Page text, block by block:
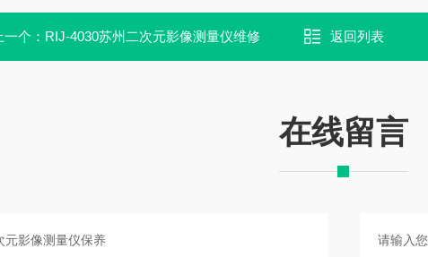
一个： RIJ-4030苏州二次元影像测量仪维修 返回列表
在线留言